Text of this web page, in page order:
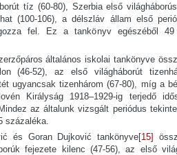
tíz (60-80), Szerbia első
(100-106), a délszláv állam első
fel. Ez a tankönyv egészéből
általános iskolai tankönyve
(46-52), az első világháborút
ugyancsak tizenhárom (67-80), míg a
Királyság 1918–1929-ig terjedő
az általunk vizsgált periódus
százaléka.
és Goran Dujković tankönyve[15]
fejezete kilenc (47-56), az első